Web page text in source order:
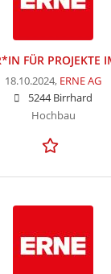
FÜR PROJEKTE
18.10.2024, ERNE AG
5244 Birrhard
Hochbau